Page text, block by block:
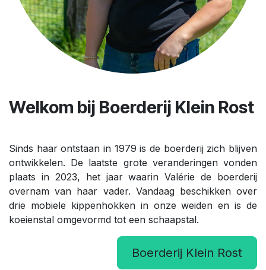
Welkom bij Boerderij Klein Rost
Sinds haar ontstaan in 1979 is de boerderij zich blijven
ontwikkelen. De laatste grote veranderingen vonden
plaats in 2023, het jaar waarin Valérie de boerderij
overnam van haar vader. Vandaag beschikken over
drie mobiele kippenhokken in onze weiden en is de
koeienstal omgevormd tot een schaapstal.
Boerderij Klein Rost